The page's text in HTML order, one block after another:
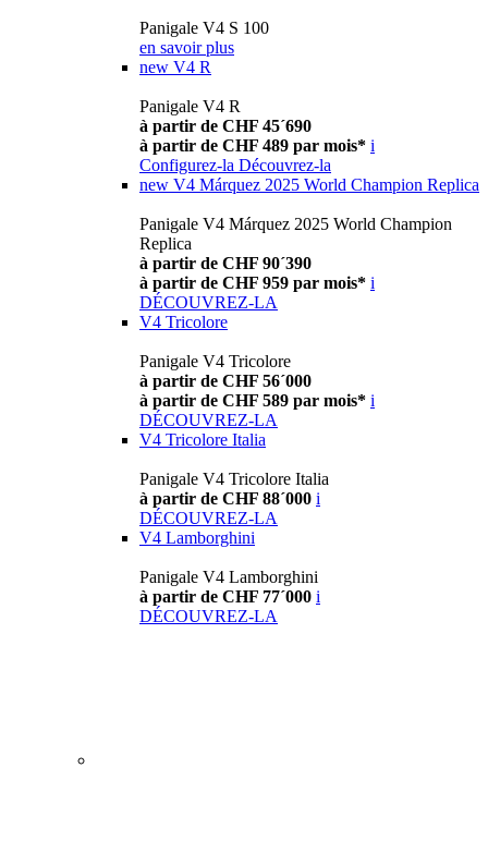
Panigale V4 S 100
en savoir plus
new V4 R
Panigale V4 R
à partir de CHF 45´690
à partir de CHF 489 par mois* i
Configurez-la Découvrez-la
new V4 Márquez 2025 World Champion Replica
Panigale V4 Márquez 2025 World Champion
Replica
à partir de CHF 90´390
à partir de CHF 959 par mois* i
DÉCOUVREZ-LA
V4 Tricolore
Panigale V4 Tricolore
à partir de CHF 56´000
à partir de CHF 589 par mois* i
DÉCOUVREZ-LA
V4 Tricolore Italia
Panigale V4 Tricolore Italia
à partir de CHF 88´000 i
DÉCOUVREZ-LA
V4 Lamborghini
Panigale V4 Lamborghini
à partir de CHF 77´000 i
DÉCOUVREZ-LA